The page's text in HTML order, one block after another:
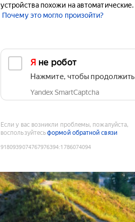
устройства похожи на автоматические.
Почему это могло произойти?
Я не робот
Нажмите, чтобы продолжить
Yandex SmartCaptcha
Если у вас возникли проблемы, пожалуйста,
воспользуйтесьформой обратной связи
9180939074767976394:1786074094